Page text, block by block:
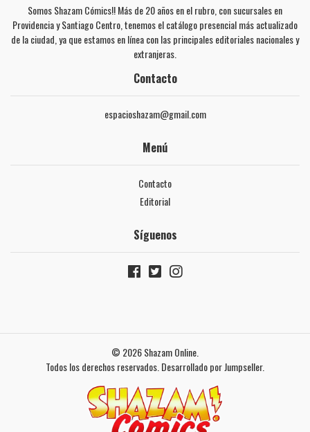
Somos Shazam Cómics!! Más de 20 años en el rubro, con sucursales en
Providencia y Santiago Centro, tenemos el catálogo presencial más actualizado
de la ciudad, ya que estamos en línea con las principales editoriales nacionales y
extranjeras.
Contacto
espacioshazam@gmail.com
Menú
Contacto
Editorial
Síguenos
© 2026 Shazam Online.
Todos los derechos reservados. Desarrollado por Jumpseller.